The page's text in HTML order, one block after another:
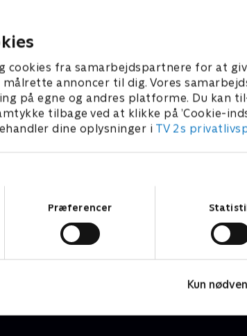
cookies fra samarbejdspartnere for at
annoncer til dig. Vores
på egne og andres platforme. Du kan
tilbage ved at klikke på ’Cookie-
dine oplysninger i TV 2s
Præferencer
Kun
i tiden.
54 min